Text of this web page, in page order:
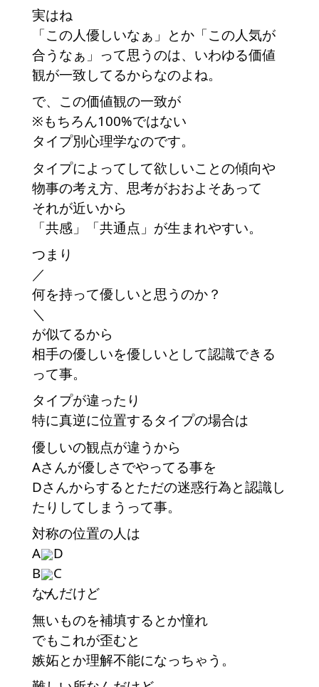
実はね
「この人優しいなぁ」とか「この人気が
合うなぁ」って思うのは、いわゆる価値
観が一致してるからなのよね。
で、この価値観の一致が
※もちろん100%ではない
タイプ別心理学なのです。
タイプによってして欲しいことの傾向や
物事の考え方、思考がおおよそあって
それが近いから
「共感」「共通点」が生まれやすい。
つまり
／
何を持って優しいと思うのか？
＼
が似てるから
相手の優しいを優しいとして認識できる
って事。
タイプが違ったり
特に真逆に位置するタイプの場合は
優しいの観点が違うから
Aさんが優しさでやってる事を
Dさんからするとただの迷惑行為と認識し
たりしてしまうって事。
対称の位置の人は
A
D
B
C
なんだけど
無いものを補填するとか憧れ
でもこれが歪むと
嫉妬とか理解不能になっちゃう。